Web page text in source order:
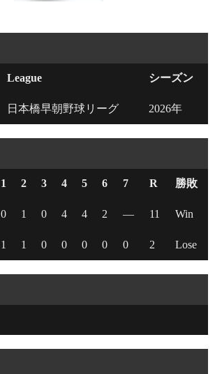
League シーズン
日本橋早朝野球リーグ 2026年
1 2 3 4 5 6 7 R 勝敗
0 1 0 4 4 2 — 11 Win
1 1 0 0 0 0 0 2 Lose